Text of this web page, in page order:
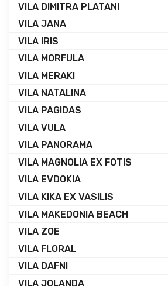
VILA DIMITRA PLATANI
VILA JANA
VILA IRIS
VILA MORFULA
VILA MERAKI
VILA NATALINA
VILA PAGIDAS
VILA VULA
VILA PANORAMA
VILA MAGNOLIA EX FOTIS
VILA EVDOKIA
VILA KIKA EX VASILIS
VILA MAKEDONIA BEACH
VILA ZOE
VILA FLORAL
VILA DAFNI
VILA JOLANDA